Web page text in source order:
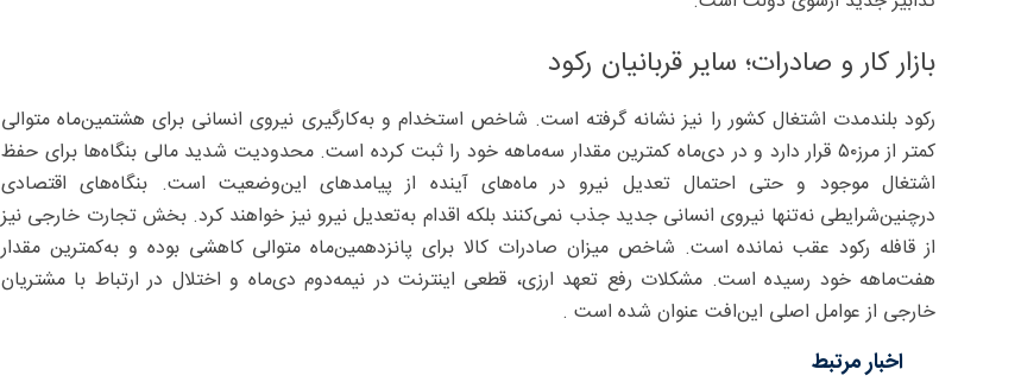
بازار کار و صادرات؛ سایر قربانیان رکود
رکود بلند‌مدت اشتغال کشور را نیز نشانه گرفته است. شاخص استخدام و به‌کارگیری نیروی انسانی برای هشتمین‌ماه متوالی
کمتر از مرز۵۰ قرار دارد و در دی‌ماه کمترین مقدار سه‌ماهه خود را ثبت کرده است. محدودیت شدید مالی بنگاه‌ها برای حفظ
اشتغال موجود و حتی احتمال تعدیل نیرو در ماه‌های آینده از پیامدهای این‌وضعیت است. بنگاه‌های اقتصادی
درچنین‌شرایطی نه‌تنها نیروی انسانی جدید جذب نمی‌کنند بلکه اقدام به‌تعدیل نیرو نیز خواهند کرد. بخش تجارت خارجی نیز
از قافله رکود عقب نمانده است. شاخص میزان صادرات کالا برای پانزدهمین‌ماه متوالی کاهشی بوده و به‌کمترین مقدار
هفت‌ماهه خود رسیده است. مشکلات رفع تعهد ارزی، قطعی اینترنت در نیمه‌دوم دی‌ماه و اختلال در ارتباط با مشتریان
خارجی از عوامل اصلی این‌افت عنوان شده است .
اخبار مرتبط